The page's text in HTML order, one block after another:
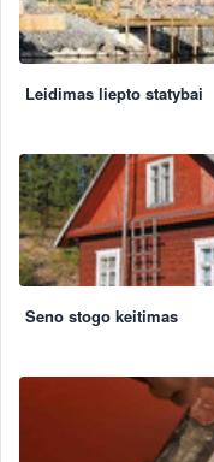
Leidimas liepto statybai
Seno stogo keitimas